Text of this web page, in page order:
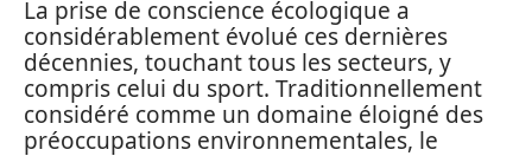
La prise de conscience écologique a
considérablement évolué ces dernières
décennies, touchant tous les secteurs, y
compris celui du sport. Traditionnellement
considéré comme un domaine éloigné des
préoccupations environnementales, le